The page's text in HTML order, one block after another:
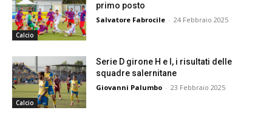
Calcio
primo posto
Salvatore Fabrocile - 24 Febbraio 2025
Calcio
Serie D girone H e I, i risultati delle
squadre salernitane
Giovanni Palumbo - 23 Febbraio 2025